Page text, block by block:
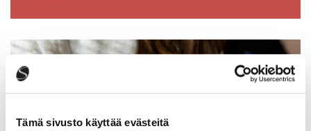
Tämä sivusto käyttää evästeitä